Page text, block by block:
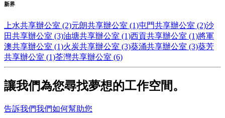
新界
上水共享辦公室 (2)元朗共享辦公室 (1)屯門共享辦公室 (2)沙
田共享辦公室 (3)油塘共享辦公室 (1)西貢共享辦公室 (1)將軍
澳共享辦公室 (1)火炭共享辦公室 (3)葵涌共享辦公室 (3)葵芳
共享辦公室 (1)荃灣共享辦公室 (6)
讓我們為您尋找夢想的工作空間。
告訴我們我們如何幫助您